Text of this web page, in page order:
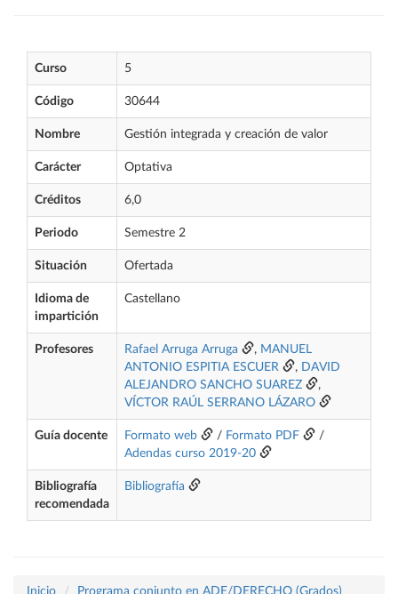
Curso 5
Código 30644
Nombre Gestión integrada y creación de valor
Carácter Optativa
Créditos 6,0
Periodo Semestre 2
Situación Ofertada
Idioma de
impartición
Castellano
Profesores Rafael Arruga Arruga , MANUEL
ANTONIO ESPITIA ESCUER
, DAVID
ALEJANDRO SANCHO SUAREZ
,
VÍCTOR RAÚL SERRANO LÁZARO
Guía docente Formato web / Formato PDF
/
Adendas curso 2019-20
Bibliografía
recomendada
Bibliografía
Inicio
Programa conjunto en ADE/DERECHO (Grados)